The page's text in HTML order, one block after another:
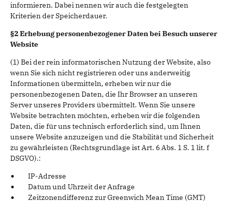
informieren. Dabei nennen wir auch die festgelegten
Kriterien der Speicherdauer.
§2 Erhebung personenbezogener Daten bei Besuch unserer
Website
(1) Bei der rein informatorischen Nutzung der Website, also
wenn Sie sich nicht registrieren oder uns anderweitig
Informationen übermitteln, erheben wir nur die
personenbezogenen Daten, die Ihr Browser an unseren
Server unseres Providers übermittelt. Wenn Sie unsere
Website betrachten möchten, erheben wir die folgenden
Daten, die für uns technisch erforderlich sind, um Ihnen
unsere Website anzuzeigen und die Stabilität und Sicherheit
zu gewährleisten (Rechtsgrundlage ist Art. 6 Abs. 1 S. 1 lit. f
DSGVO).:
IP-Adresse
Datum und Uhrzeit der Anfrage
Zeitzonendifferenz zur Greenwich Mean Time (GMT)